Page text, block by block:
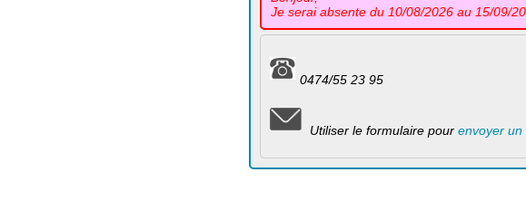
Je serai absente du 10/08/2026 au 15/09/
0474/55 23 95
Utiliser le formulaire pourenvoyer un